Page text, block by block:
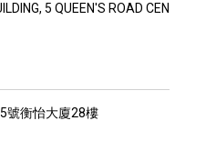
5 QUEEN'S ROAD CENTRAL,
號衡怡大廈28樓